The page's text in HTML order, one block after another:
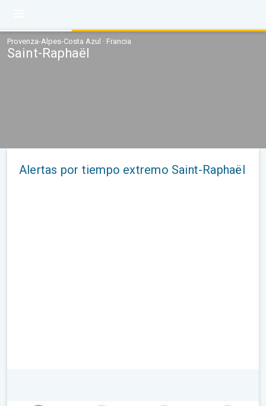
Provenza-Alpes-Costa Azul · Francia
Saint-Raphaël
Alertas por tiempo extremo Saint-Raphaël